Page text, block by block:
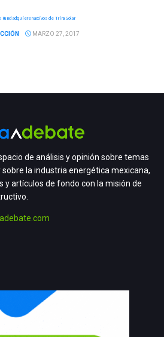
Fund adquieren activos de Trina Solar
MARZO 27, 2017
de análisis y opinión sobre temas
la industria energética mexicana,
y artículos de fondo con la misión de